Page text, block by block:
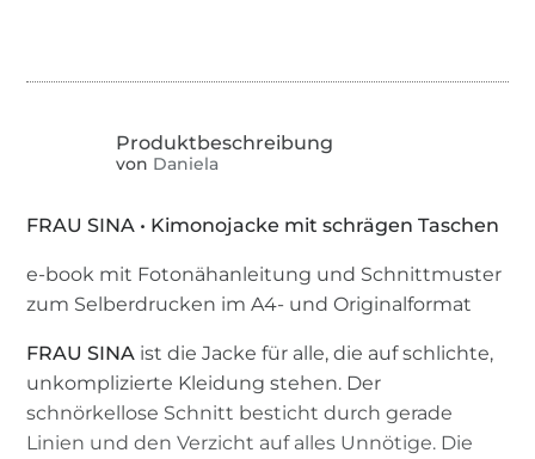
von Daniela
FRAU SINA • Kimonojacke mit schrägen Taschen
e-book mit Fotonähanleitung und Schnittmuster
zum Selberdrucken im A4- und Originalformat
FRAU SINA ist die Jacke für alle, die auf schlichte,
unkomplizierte Kleidung stehen. Der
schnörkellose Schnitt besticht durch gerade
Linien und den Verzicht auf alles Unnötige. Die